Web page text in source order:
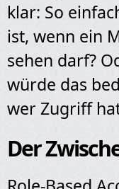
klar: So
ist, wenn ein
sehen darf?
würde das
wer Zugriff
Der